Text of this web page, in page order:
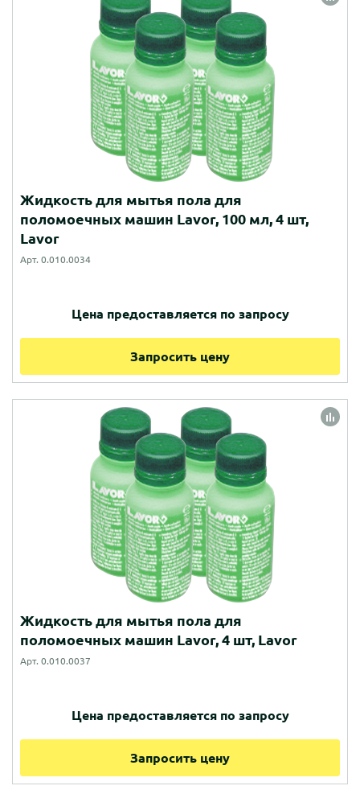
Жидкость для мытья пола для
поломоечных машин Lavor, 100 мл, 4 шт,
Lavor
Арт. 0.010.0034
Цена предоставляется по запросу
Запросить цену
Жидкость для мытья пола для
поломоечных машин Lavor, 4 шт, Lavor
Арт. 0.010.0037
Цена предоставляется по запросу
Запросить цену